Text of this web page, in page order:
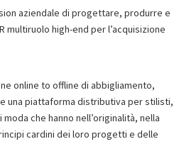
aziendale di progettare, produrre e
multiruolo high-end per l’acquisizione
online to offline di abbigliamento,
una piattaforma distributiva per stilisti,
che hanno nell’originalità, nella
cardini dei loro progetti e delle